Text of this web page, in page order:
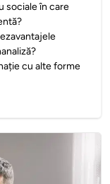
sociale în care
cu alte forme